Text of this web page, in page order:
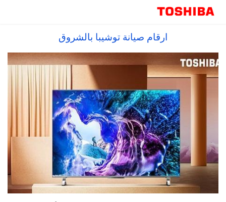
ارقام صيانة توشيبا بالشروقتوشيبا العربى